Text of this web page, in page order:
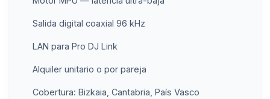
Salida digital coaxial 96 kHz
LAN para Pro DJ Link
Alquiler unitario o por pareja
Cobertura: Bizkaia, Cantabria, País Vasco